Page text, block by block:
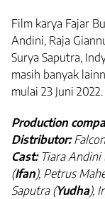
Film karya Fajar
Andini, Raja
Surya Saputra,
masih banyak
mulai 23 Juni 2022.
Production
Distributor:
Cast:Tiara Andini
(Ifan), Petrus
Saputra (Yudha),